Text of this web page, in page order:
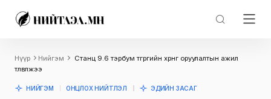
Нүүр Нийгэм
Станц 9.6 тэрбум төгрөгийн хөрөнгө оруулалтын ажил
төлөвлөжээ
НИЙГЭМ ОНЦЛОХ НИЙТЛЭЛ ЭДИЙН ЗАСАГ